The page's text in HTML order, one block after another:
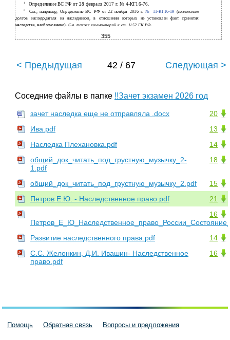
1 Определение ВС РФ от 28 февраля 2017 г. № 4-КГ16-76.
2 См., например, Определение ВС РФ от 22 ноября 2016 г.№ 11-КГ16-19 (возложение
долгов наследодателя на наследников, в отношении которых не установлен факт принятия
наследства, необоснованно). См. также комментарий к ст. 1152 ГК РФ.
355
< Предыдущая 42 / 67 Следующая >
Соседние файлы в папке !!Зачет экзамен 2026 год
20
зачет наследка еще не отправляла .docx
13
Ива.pdf
14
Наследка Плехановка.pdf
18
общий_док_читать_под_грустную_музычку_2-
1.pdf
15
общий_док_читать_под_грустную_музычку_2.pdf
21
Петров Е.Ю. - Наследственное право.pdf
16
14
Развитие наследственного права.pdf
16
С.С. Желонкин, Д.И. Ивашин- Наследственное
право.pdf
Помощь Обратная связь Вопросы и предложения